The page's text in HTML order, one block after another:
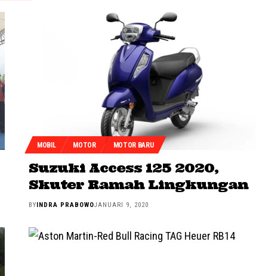
MOBIL MOTOR MOTOR BARU
Suzuki Access 125 2020,
Skuter Ramah Lingkungan
BYINDRA PRABOWOJANUARI 9, 2020